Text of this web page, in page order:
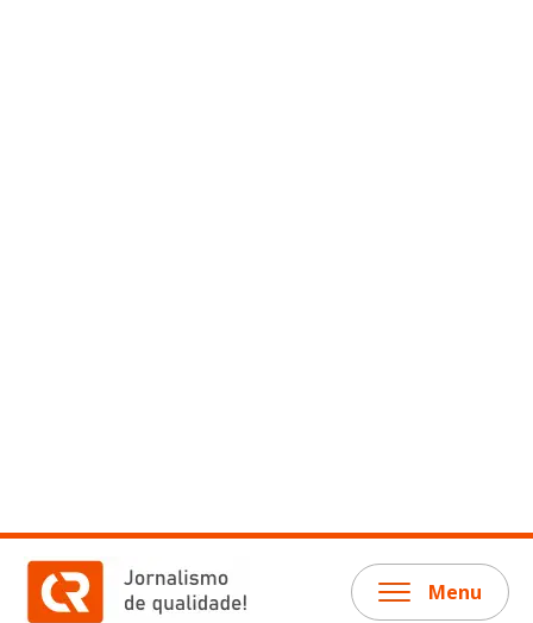
Menu